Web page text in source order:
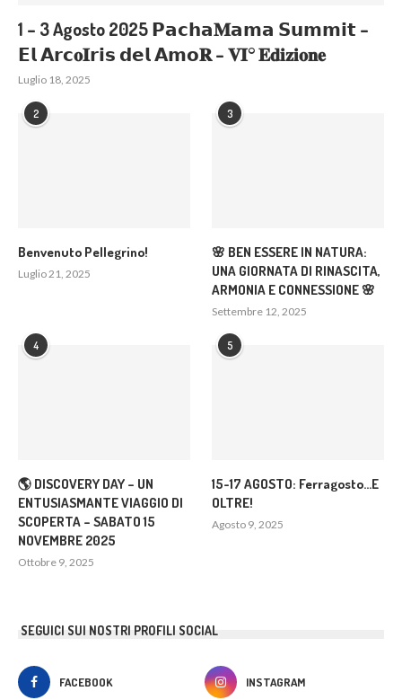
1 – 3 Agosto 2025 𝗣𝗮𝗰𝗵𝗮𝐌𝗮𝗺𝗮 𝗦𝘂𝗺𝗺𝗶𝘁 –
𝗘𝗹 𝗔𝗿𝗰𝐨𝐈𝗿𝗶𝘀 𝗱𝗲𝗹 𝗔𝗺𝗼𝐑 – 𝐕𝐈° 𝐄𝐝𝐢𝐳𝐢𝐨𝐧𝐞
Luglio 18, 2025
2
Benvenuto Pellegrino!
Luglio 21, 2025
3
🌸 BEN ESSERE IN NATURA:
UNA GIORNATA DI RINASCITA,
ARMONIA E CONNESSIONE 🌸
Settembre 12, 2025
4
🌎 DISCOVERY DAY – UN
ENTUSIASMANTE VIAGGIO DI
SCOPERTA – SABATO 15
NOVEMBRE 2025
Ottobre 9, 2025
5
15-17 AGOSTO: Ferragosto…E
OLTRE!
Agosto 9, 2025
SEGUICI SUI NOSTRI PROFILI SOCIAL
FACEBOOK INSTAGRAM